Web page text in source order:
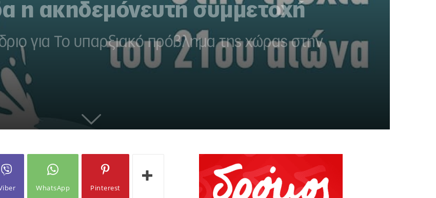
η ακηδεμόνευτη συμμετοχή
για Το υπαρξιακό πρόβλημα της χώρας στην
WhatsApp Pinterest